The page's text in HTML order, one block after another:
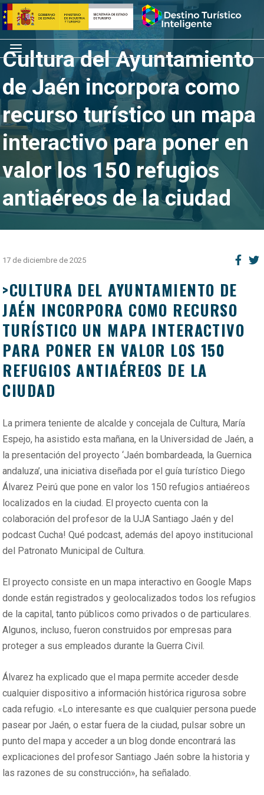
Saltar
al
contenido
Inicio
Menú
Cultura del Ayuntamiento
de Jaén incorpora como
recurso turístico un mapa
interactivo para poner en
valor los 150 refugios
antiaéreos de la ciudad
17 de diciembre de 2025
>CULTURA DEL AYUNTAMIENTO DE
JAÉN INCORPORA COMO RECURSO
TURÍSTICO UN MAPA INTERACTIVO
PARA PONER EN VALOR LOS 150
REFUGIOS ANTIAÉREOS DE LA
CIUDAD
La primera teniente de alcalde y concejala de Cultura, María
Espejo, ha asistido esta mañana, en la Universidad de Jaén, a
la presentación del proyecto ‘Jaén bombardeada, la Guernica
andaluza’, una iniciativa diseñada por el guía turístico Diego
Álvarez Peirú que pone en valor los 150 refugios antiaéreos
localizados en la ciudad. El proyecto cuenta con la
colaboración del profesor de la UJA Santiago Jaén y del
podcast Cucha! Qué podcast, además del apoyo institucional
del Patronato Municipal de Cultura.
El proyecto consiste en un mapa interactivo en Google Maps
donde están registrados y geolocalizados todos los refugios
de la capital, tanto públicos como privados o de particulares.
Algunos, incluso, fueron construidos por empresas para
proteger a sus empleados durante la Guerra Civil.
Álvarez ha explicado que el mapa permite acceder desde
cualquier dispositivo a información histórica rigurosa sobre
cada refugio. «Lo interesante es que cualquier persona puede
pasear por Jaén, o estar fuera de la ciudad, pulsar sobre un
punto del mapa y acceder a un blog donde encontrará las
explicaciones del profesor Santiago Jaén sobre la historia y
las razones de su construcción», ha señalado.